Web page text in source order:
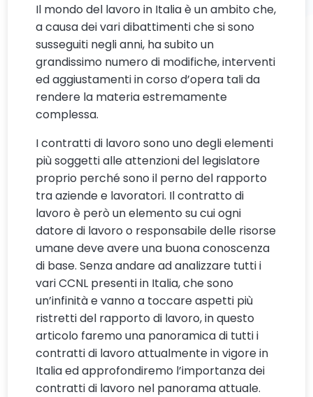
Il mondo del lavoro in Italia è un ambito che,
a causa dei vari dibattimenti che si sono
susseguiti negli anni, ha subito un
grandissimo numero di modifiche, interventi
ed aggiustamenti in corso d’opera tali da
rendere la materia estremamente
complessa.
I contratti di lavoro sono uno degli elementi
più soggetti alle attenzioni del legislatore
proprio perché sono il perno del rapporto
tra aziende e lavoratori. Il contratto di
lavoro è però un elemento su cui ogni
datore di lavoro o responsabile delle risorse
umane deve avere una buona conoscenza
di base. Senza andare ad analizzare tutti i
vari CCNL presenti in Italia, che sono
un’infinità e vanno a toccare aspetti più
ristretti del rapporto di lavoro, in questo
articolo faremo una panoramica di tutti i
contratti di lavoro attualmente in vigore in
Italia ed approfondiremo l’importanza dei
contratti di lavoro nel panorama attuale.